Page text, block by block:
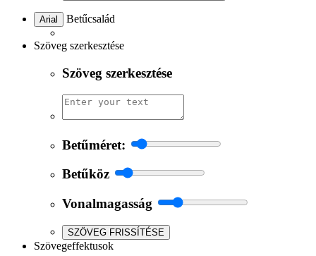
Arial Betűcsalád
Szöveg szerkesztése
Szöveg szerkesztése
Betűméret:
Betűköz
Vonalmagasság
SZÖVEG FRISSÍTÉSE
Szövegeffektusok